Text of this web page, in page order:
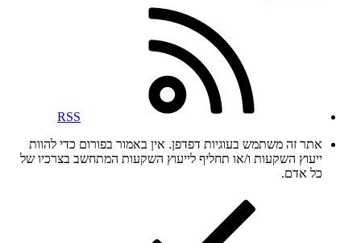
RSS
אתר זה משתמש בעוגיות דפדפן. אין באמור בפורום כדי להוות
ייעוץ השקעות ו/או תחליף לייעוץ השקעות המתחשב בצרכיו של
כל אדם.